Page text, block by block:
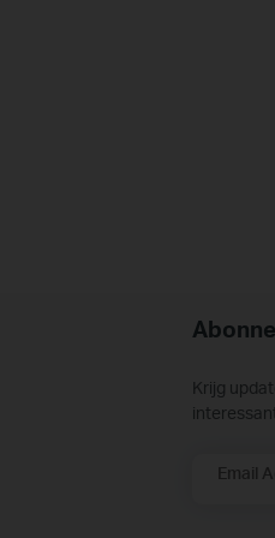
Krijg
Email